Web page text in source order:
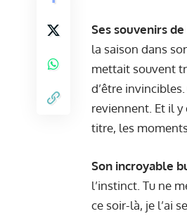
Ses souvenirs de
la saison dans
mettait souvent
d’être
reviennent. Et il y
titre, les
Son incroyable
l’instinct. Tu ne
ce soir-là, je l’ai